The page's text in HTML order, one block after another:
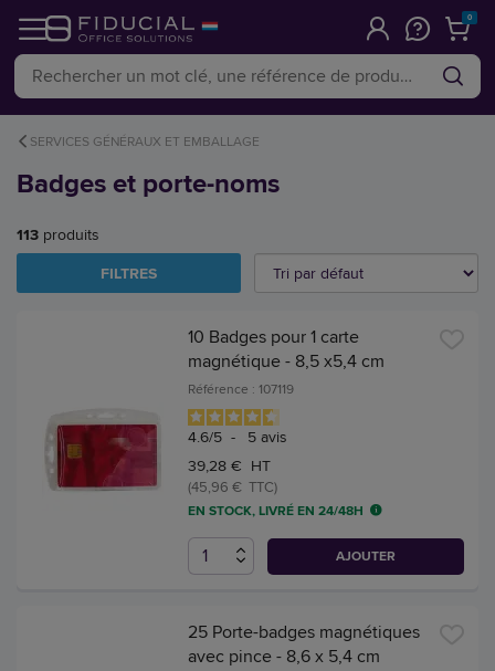
0
SERVICES GÉNÉRAUX ET EMBALLAGE
Badges et porte-noms
113 produits
FILTRES
10 Badges pour 1 carte
magnétique - 8,5 x5,4 cm
Référence : 107119
4.6/5 - 5 avis
39,28 € HT
(45,96 € TTC)
EN STOCK, LIVRÉ EN 24/48H
AJOUTER
25 Porte-badges magnétiques
avec pince - 8,6 x 5,4 cm